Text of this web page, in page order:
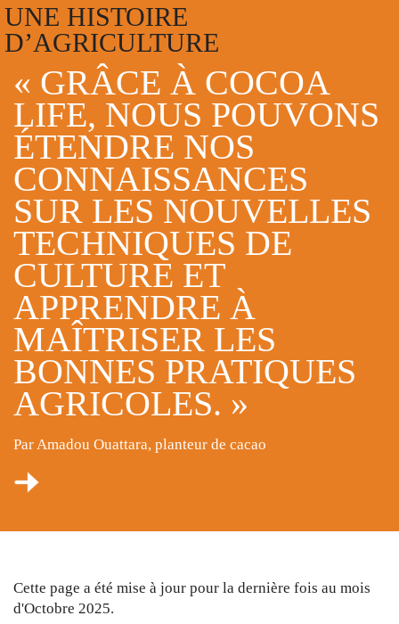
UNE HISTOIRE
D’AGRICULTURE
« GRÂCE À COCOA
LIFE, NOUS POUVONS
ÉTENDRE NOS
CONNAISSANCES
SUR LES NOUVELLES
TECHNIQUES DE
CULTURE ET
APPRENDRE À
MAÎTRISER LES
BONNES PRATIQUES
AGRICOLES. »
Par Amadou Ouattara, planteur de cacao
Cette page a été mise à jour pour la dernière fois au mois
d'Octobre 2025.